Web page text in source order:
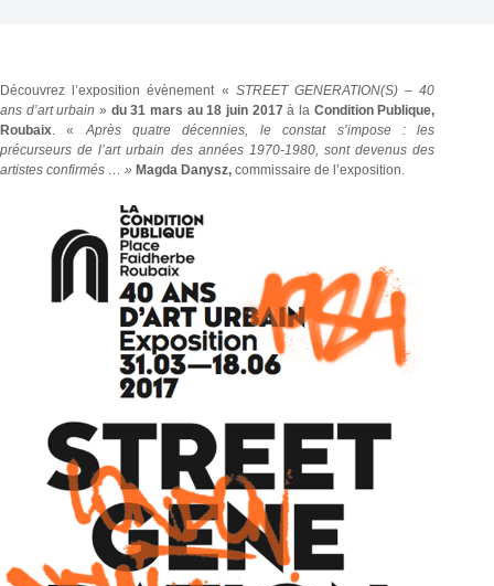
Découvrez l’exposition évènement « STREET GENERATION(S) – 40
ans d’art urbain » du 31 mars au 18 juin 2017à laCondition Publique,
Roubaix. «Après quatre décennies, le constat s’impose : les
précurseurs de l’art urbain des années 1970-1980, sont devenus des
artistes confirmés … » Magda Danysz, commissaire de l’exposition.